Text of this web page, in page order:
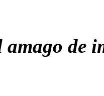
amago de